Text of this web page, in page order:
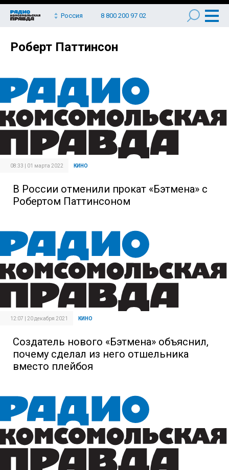
Россия 8 800 200 97 02
Роберт Паттинсон
08:33 | 01 марта 2022 КИНО
В России отменили прокат «Бэтмена» с
Робертом Паттинсоном
12:07 | 20 декабря 2021 КИНО
Создатель нового «Бэтмена» объяснил,
почему сделал из него отшельника
вместо плейбоя